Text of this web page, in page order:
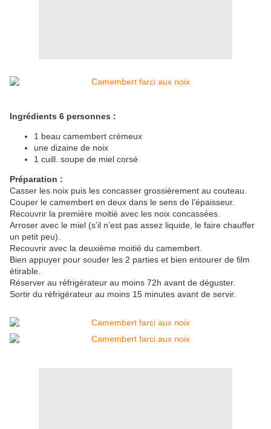
Ingrédients 6 personnes :
1 beau camembert crémeux
une dizaine de noix
1 cuill. soupe de miel corsé
Préparation :
Casser les noix puis les concasser grossièrement au couteau.
Couper le camembert en deux dans le sens de l’épaisseur.
Recouvrir la première moitié avec les noix concassées.
Arroser avec le miel (s’il n’est pas assez liquide, le faire chauffer
un petit peu).
Recouvrir avec la deuxième moitié du camembert.
Bien appuyer pour souder les 2 parties et bien entourer de film
étirable.
Réserver au réfrigérateur au moins 72h avant de déguster.
Sortir du réfrigérateur au moins 15 minutes avant de servir.